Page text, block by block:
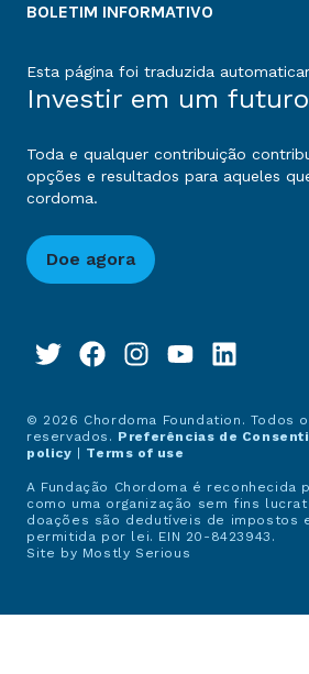
BOLETIM INFORMATIVO
Esta página foi traduzida
Investir em um
Toda e qualquer contribuição
opções e resultados para aqueles
cordoma.
Doe agora
© 2026 Chordoma Foundation. Todos
reservados. Preferências de
policy
Terms of use
A Fundação Chordoma é reconhecida
como uma organização sem fins
doações são dedutíveis de impostos
permitida por lei. EIN 20-8423943.
Site by Mostly Serious